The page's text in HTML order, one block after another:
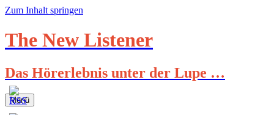
Zum Inhalt springen
The New Listener
Das Hörerlebnis unter der Lupe …
Menü